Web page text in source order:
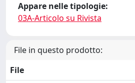
Appare nelle tipologie:
03A-Articolo su Rivista
File in questo prodotto:
File